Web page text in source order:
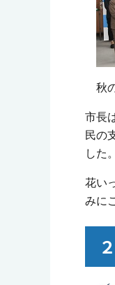
秋
市長
民の
した。
花い
みに